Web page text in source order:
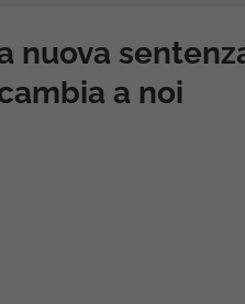
nuova
a noi